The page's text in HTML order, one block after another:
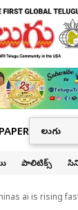
పాలిటిక్స్
ai is rising